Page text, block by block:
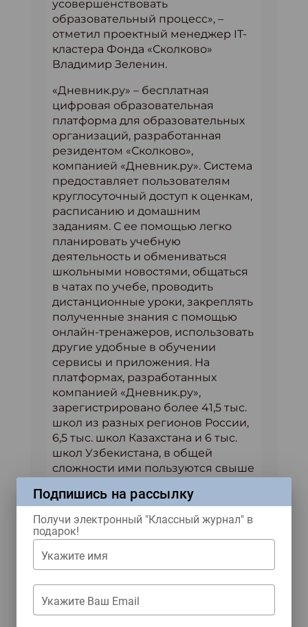
усовершенствовать
образовательный процесс», –
отметил проектный менеджер IT-
кластера Фонда «Сколково»
Владимир Зеленин.
«Дневник.ру» – бесплатная
цифровая образовательная
платформа для образовательных
организаций, разработанная
резидентом «Сколково»,
компанией «Дневник.ру». Система
предоставляет пользователям
круглосуточный доступ к оценкам,
расписанию и домашним
заданиям. С ее помощью легко
планировать учебную
деятельность и обмениваться
школьными новостями, общаться
в чатах по учебе, проводить
дистанционные уроки, закреплять
полученные знания с помощью
онлайн-тренажеров, использовать
другие удобные в обучении
сервисы и приложения. На
платформах, разработанных
компанией «Дневник.ру»,
зарегистрировано более 41,5 тыс.
школ из разных регионов России,
6,5 тыс. школ Казахстана и 6 тыс.
школ Узбекистана, в общей
сложности ими пользуются свыше
учащихся, и 10,5 млн родителей.
Российский «Дневник.ру» входит в
топ-10 самых посещаемых
образовательных сайтов мира, а
платформы в Казахстане и
Узбекистане – в топ-10 самых
популярных сайтов каждой из
стран. При внедрении всех
платформ используется модель
Подпишись на рассылку
Получи электронный "Классный журнал" в
подарок!
Укажите имя
Укажите Ваш Email